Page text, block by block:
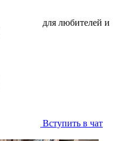
для любителей и
Вступить в чат